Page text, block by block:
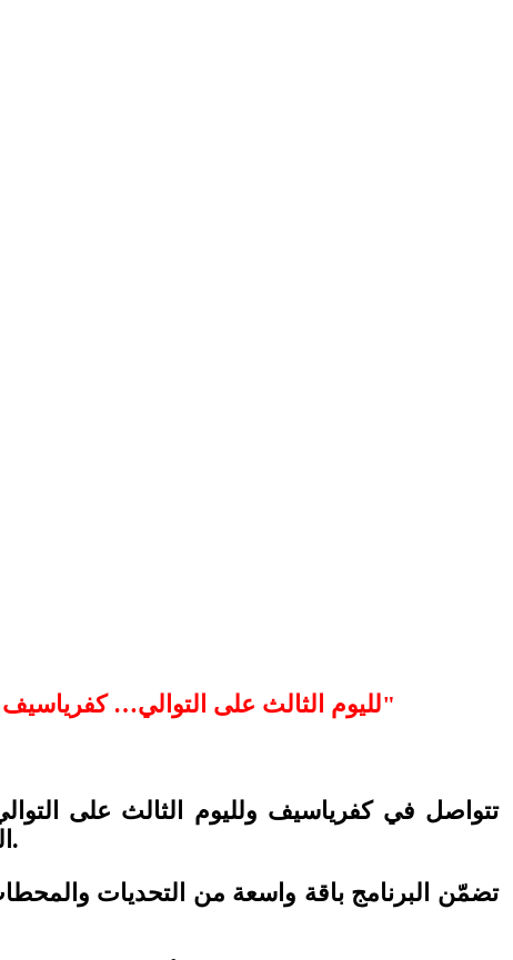
لليوم الثالث على التوالي… كفرياسيف تواصل احتفالات المئوية ببرنامج رياضي وترفيهي مميز تحت عنوان "جيل يكبر على درب مئة عام"
تتواصل في كفرياسيف ولليوم الثالث على
التحديات الـ100 الذي جمع بين النشاط الرياضي، الروح الشبابية، والأجواء العائلية المفعمة بالحيوية.
تضمّن البرنامج باقة واسعة من التحديات